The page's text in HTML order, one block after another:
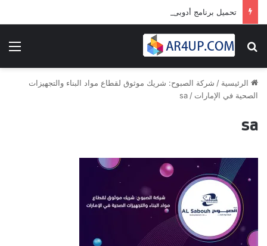
بحث عن
الرئيسية / شركة الصبوح: شريك موثوق لقطاع مواد البناء والتجهيزات
الصحية في الإمارات /
sa
sa